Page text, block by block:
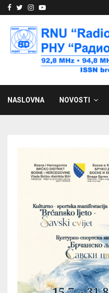
Facebook
Twitter
Instagram
Youtube
NASLOVNA NOVOSTI